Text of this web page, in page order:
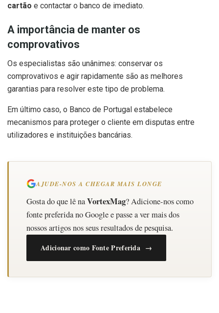
cartão e contactar o banco de imediato.
A importância de manter os
comprovativos
Os especialistas são unânimes: conservar os
comprovativos e agir rapidamente são as melhores
garantias para resolver este tipo de problema.
Em último caso, o Banco de Portugal estabelece
mecanismos para proteger o cliente em disputas entre
utilizadores e instituições bancárias.
AJUDE-NOS A CHEGAR MAIS LONGE
Gosta do que lê naVortexMag? Adicione-nos como
fonte preferida no Google e passe a ver mais dos
nossos artigos nos seus resultados de pesquisa.
Adicionar como Fonte Preferida →